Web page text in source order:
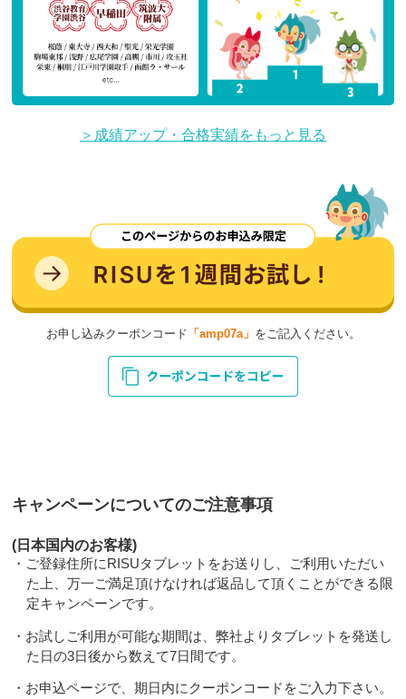
＞成績アップ・合格実績をもっと見る
お申し込みクーポンコード 「amp07a」 をご記入ください。
キャンペーンについてのご注意事項
(日本国内のお客様)
・ご登録住所にRISUタブレットをお送りし、ご利用いただい
た上、万一ご満足頂けなければ返品して頂くことができる限
定キャンペーンです。
・お試しご利用が可能な期間は、弊社よりタブレットを発送し
た日の3日後から数えて7日間です。
・お申込ページで、期日内にクーポンコードをご入力下さい。